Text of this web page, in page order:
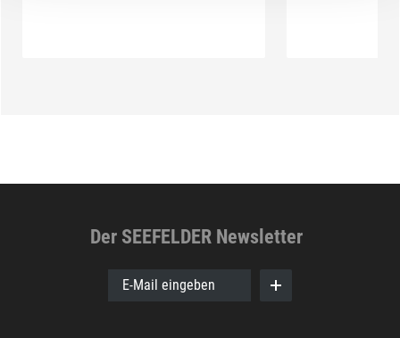
Der SEEFELDER Newsletter
E-Mail eingeben